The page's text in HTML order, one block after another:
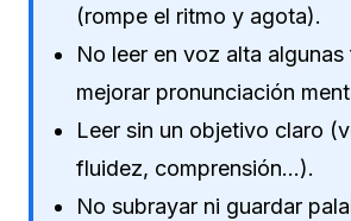
(rompe el ritmo y agota).
No leer en voz alta algunas
mejorar pronunciación
Leer sin un objetivo claro
fluidez, comprensión...).
No subrayar ni guardar